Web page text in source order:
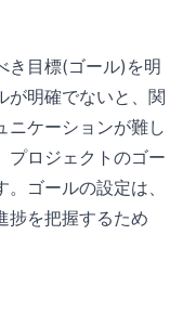
き目標(ゴール)を明
が明確でないと、関
ニケーションが難し
プロジェクトのゴー
ゴールの設定は、
捗を把握するため